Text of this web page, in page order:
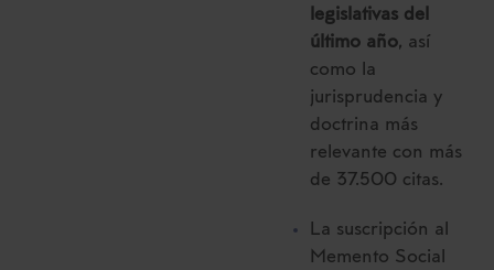
legislativas del
último año, así
como la
jurisprudencia y
doctrina más
relevante con más
de 37.500 citas.
La suscripción al
Memento Social